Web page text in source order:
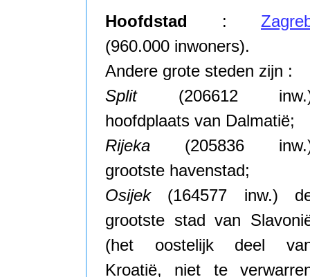
Hoofdstad :
(960.000 inwoners).
Andere grote steden zijn :
Split(206612
hoofdplaats van Dalmatië;
Rijeka (205836
grootste havenstad;
Osijek(164577 inw.)
grootste stad van
(het oostelijk deel
Kroatië, niet te